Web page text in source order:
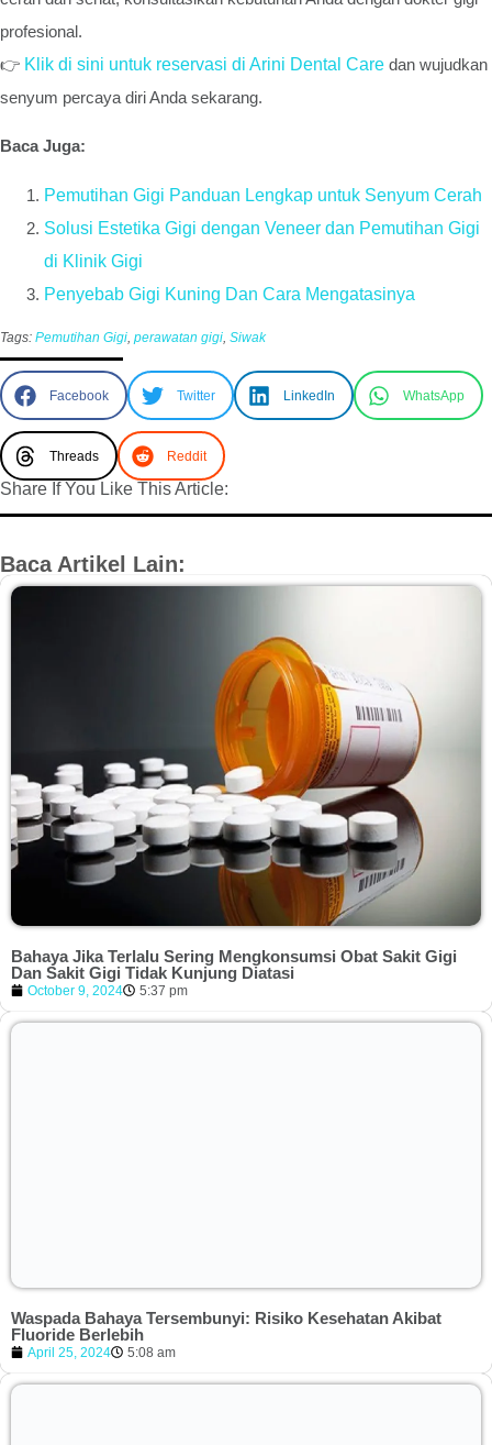
profesional.
👉 Klik di sini untuk reservasi di Arini Dental Care dan wujudkan
senyum percaya diri Anda sekarang.
Baca Juga:
Pemutihan Gigi Panduan Lengkap untuk Senyum Cerah
Solusi Estetika Gigi dengan Veneer dan Pemutihan Gigi
di Klinik Gigi
Penyebab Gigi Kuning Dan Cara Mengatasinya
Tags: Pemutihan Gigi, perawatan gigi, Siwak
Facebook Twitter LinkedIn WhatsApp
Threads Reddit
Share If You Like This Article:
Baca Artikel Lain:
Bahaya Jika Terlalu Sering Mengkonsumsi Obat Sakit Gigi
Dan Sakit Gigi Tidak Kunjung Diatasi
October 9, 2024 5:37 pm
Waspada Bahaya Tersembunyi: Risiko Kesehatan Akibat
Fluoride Berlebih
April 25, 2024 5:08 am